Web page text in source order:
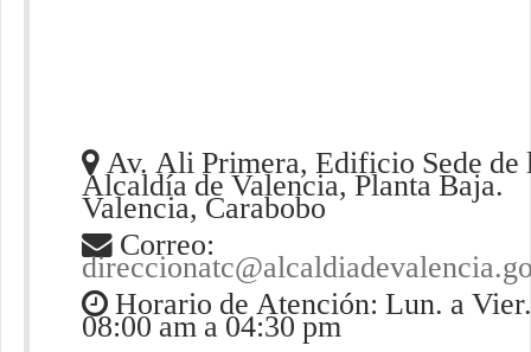
Av. Ali Primera, Edificio Sede de
Alcaldía de Valencia, Planta Baja.
Valencia, Carabobo
Correo:
Horario de Atención: Lun. a Vier.
08:00 am a 04:30 pm